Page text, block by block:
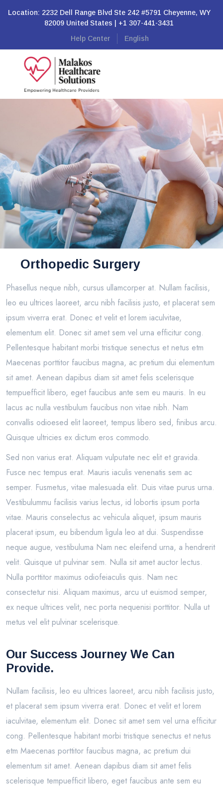
Location: 2232 Dell Range Blvd Ste 242 #5791 Cheyenne, WY
82009 United States | +1 307-441-3431
Help Center
English
Orthopedic Surgery
Phasellus neque nibh, cursus ullamcorper at. Nullam facilisis,
leo eu ultrices laoreet, arcu nibh facilisis justo, et placerat sem
ipsum viverra erat. Donec et velit et lorem iaculvitae,
elementum elit. Donec sit amet sem vel urna efficitur cong.
Pellentesque habitant morbi tristique senectus et netus etm
Maecenas porttitor faucibus magna, ac pretium dui elementum
sit amet. Aenean dapibus diam sit amet felis scelerisque
tempuefficit libero, eget faucibus ante sem eu mauris. In eu
lacus ac nulla vestibulum faucibus non vitae nibh. Nam
convallis odioesed elit laoreet, tempus libero sed, finibus arcu.
Quisque ultricies ex dictum eros commodo.
Sed non varius erat. Aliquam vulputate nec elit et gravida.
Fusce nec tempus erat. Mauris iaculis venenatis sem ac
semper. Fusmetus, vitae malesuada elit. Duis vitae purus urna.
Vestibulummu facilisis varius lectus, id lobortis ipsum porta
vitae. Mauris conselectus ac vehicula aliquet, ipsum mauris
placerat ipsum, eu bibendum ligula leo at dui. Suspendisse
neque augue, vestibuluma Nam nec eleifend urna, a hendrerit
velit. Quisque ut pulvinar sem. Nulla sit amet auctor lectus.
Nulla porttitor maximus odiofeiaculis quis. Nam nec
consectetur nisi. Aliquam maximus, arcu ut euismod semper,
ex neque ultrices velit, nec porta nequenisi porttitor. Nulla ut
metus vel elit pulvinar scelerisque.
Our Success Journey We Can
Provide.
Nullam facilisis, leo eu ultrices laoreet, arcu nibh facilisis justo,
et placerat sem ipsum viverra erat. Donec et velit et lorem
iaculvitae, elementum elit. Donec sit amet sem vel urna efficitur
cong. Pellentesque habitant morbi tristique senectus et netus
etm Maecenas porttitor faucibus magna, ac pretium dui
elementum sit amet. Aenean dapibus diam sit amet felis
scelerisque tempuefficit libero, eget faucibus ante sem eu